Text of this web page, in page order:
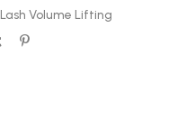
Lash Volume Lifting